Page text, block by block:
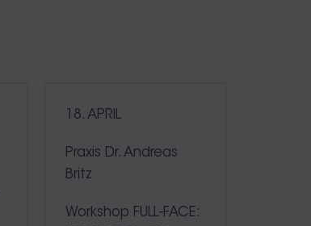
18. APRIL
Praxis Dr. Andreas
Britz
Workshop FULL-FACE: